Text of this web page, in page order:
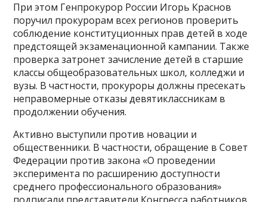
При этом Генпрокурор России Игорь Краснов
поручил прокурорам всех регионов проверить
соблюдение конституционных прав детей в ходе
предстоящей экзаменационной кампании. Также
проверка затронет зачисление детей в старшие
классы общеобразовательных школ, колледжи и
вузы. В частности, прокуроры должны пресекать
неправомерные отказы девятиклассникам в
продолжении обучения.
Активно выступили против новации и
общественники. В частности, обращение в Совет
Федерации против закона «О проведении
эксперимента по расширению доступности
среднего профессионального образования»